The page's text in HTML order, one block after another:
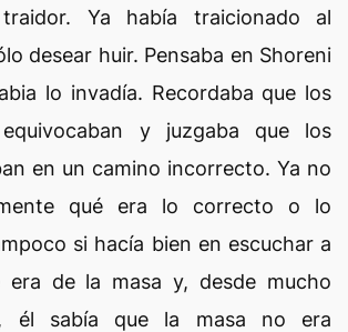
Ya había traicionado al
desear huir. Pensaba en Shoreni
lo invadía. Recordaba que los
y juzgaba que los
en un camino incorrecto. Ya no
qué era lo correcto o lo
si hacía bien en escuchar a
era de la masa y, desde mucho
él sabía que la masa no era